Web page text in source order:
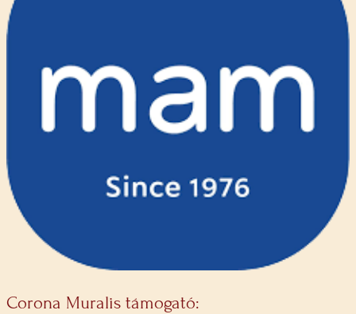
Corona Muralis támogató: